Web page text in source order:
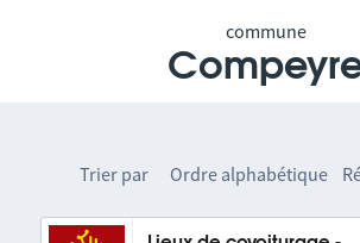
commune
Trier par Ordre alphabétique